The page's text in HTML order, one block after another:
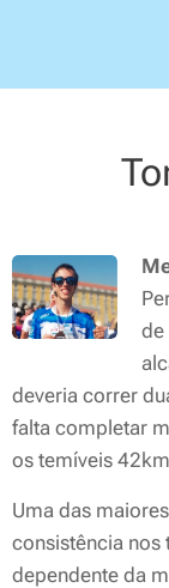
de
deveria correr
falta completar
os temíveis
Uma das
consistência nos
dependente da